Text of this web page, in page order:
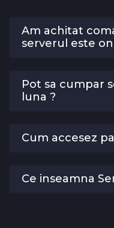
Am achitat
serverul este
Pot sa cumpar
luna ?
Cum accesez
Ce inseamna